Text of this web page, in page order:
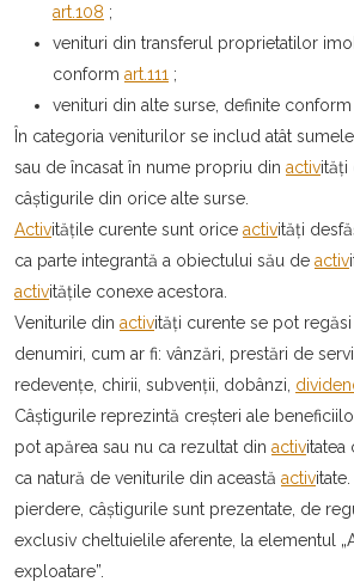
art.108 ;
venituri din transferul proprietatilor
conform art.111 ;
venituri din alte surse, definite conform
În categoria veniturilor se includ atât
sau de încasat în nume propriu din activități
câştigurile din orice alte surse.
Activitățile curente sunt orice activități
ca parte integrantă a obiectului său de activ
activitățile conexe acestora.
Veniturile din activități curente se pot
denumiri, cum ar fi: vânzări, prestări de
redevențe, chirii, subvenții, dobânzi,
Câştigurile reprezintă creşteri ale
pot apărea sau nu ca rezultat din activitatea
ca natură de veniturile din această activ
pierdere, câştigurile sunt prezentate, de
exclusiv cheltuielile aferente, la elementul
exploatare”.